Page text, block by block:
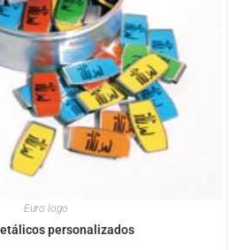
Euro logo
personalizados